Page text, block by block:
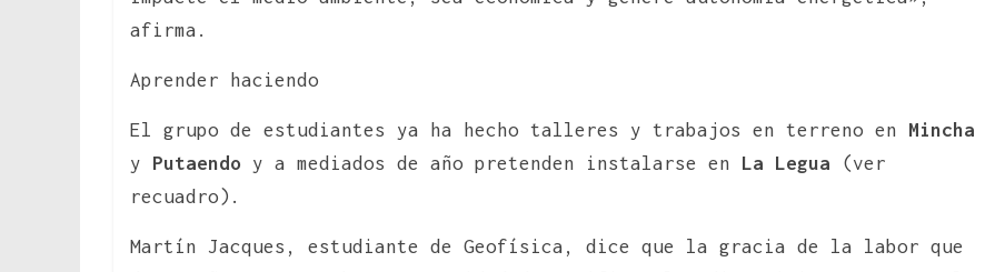
afirma.
Aprender haciendo
El grupo de estudiantes ya ha hecho talleres y trabajos en terreno en Mincha
y Putaendo y a mediados de año pretenden instalarse en La Legua (ver
recuadro).
Martín Jacques, estudiante de Geofísica, dice que la gracia de la labor que